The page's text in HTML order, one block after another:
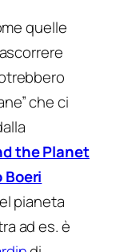
quelle
che ci
the Planet
Boeri
pianeta
ad es. è